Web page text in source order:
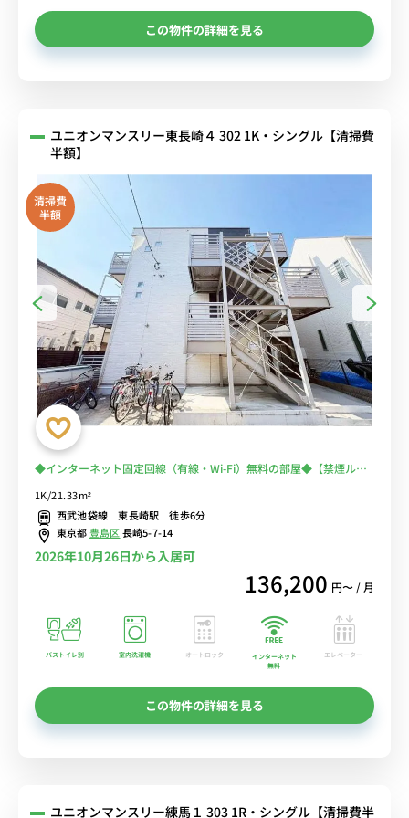
この物件の詳細を見る
ユニオンマンスリー東長崎４ 302 1K・シングル【清掃費
半額】
清掃費
半額
◆インターネット固定回線（有線・Wi-Fi）無料の部屋◆【禁煙ルー
気のバストイレ別/浴室乾燥機＆温水洗浄便座＆デスク・チェア＆た
っぷり収納2ドア冷蔵庫など生活家電のあるお部屋
1K/21.33m²
西武池袋線 東長崎駅 徒歩6分
東京都豊島区長崎5-7-14
2026年10月26日から入居可
136,200 円〜 / 月
バストイレ別 室内洗濯機 オートロック
インターネット
無料
エレベーター
この物件の詳細を見る
ユニオンマンスリー練馬１ 303 1R・シングル【清掃費半